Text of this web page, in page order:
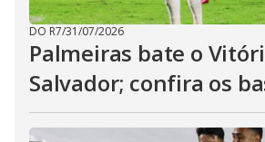
DO R7/31/07/2026
Palmeiras bate o
Salvador; confira os